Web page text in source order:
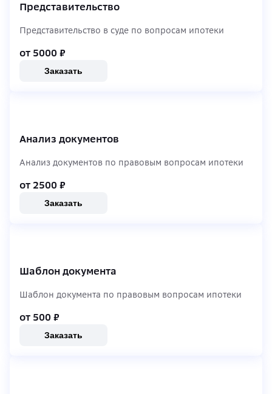
Представительство
Представительство в суде по вопросам ипотеки
от 5000 ₽
Заказать
Анализ документов
Анализ документов по правовым вопросам ипотеки
от 2500 ₽
Заказать
Шаблон документа
Шаблон документа по правовым вопросам ипотеки
от 500 ₽
Заказать